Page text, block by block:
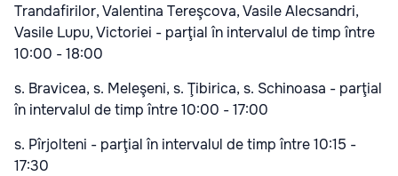
Trandafirilor, Valentina Tereşcova, Vasile Alecsandri,
Vasile Lupu, Victoriei - parţial în intervalul de timp între
10:00 - 18:00
s. Bravicea, s. Meleşeni, s. Ţibirica, s. Schinoasa - parţial
în intervalul de timp între 10:00 - 17:00
s. Pîrjolteni - parţial în intervalul de timp între 10:15 -
17:30